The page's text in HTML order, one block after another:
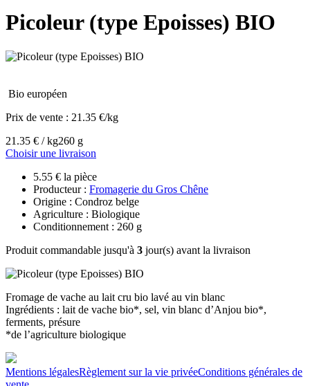
Picoleur (type Epoisses) BIO
Bio européen
Prix de vente : 21.35 €/kg
21.35 € / kg260 g
Choisir une livraison
5.55 € la pièce
Producteur : Fromagerie du Gros Chêne
Origine : Condroz belge
Agriculture : Biologique
Conditionnement : 260 g
Produit commandable jusqu'à 3 jour(s) avant la livraison
Fromage de vache au lait cru bio lavé au vin blanc
Ingrédients : lait de vache bio*, sel, vin blanc d’Anjou bio*,
ferments, présure
*de l’agriculture biologique
Mentions légalesRèglement sur la vie privéeConditions générales de